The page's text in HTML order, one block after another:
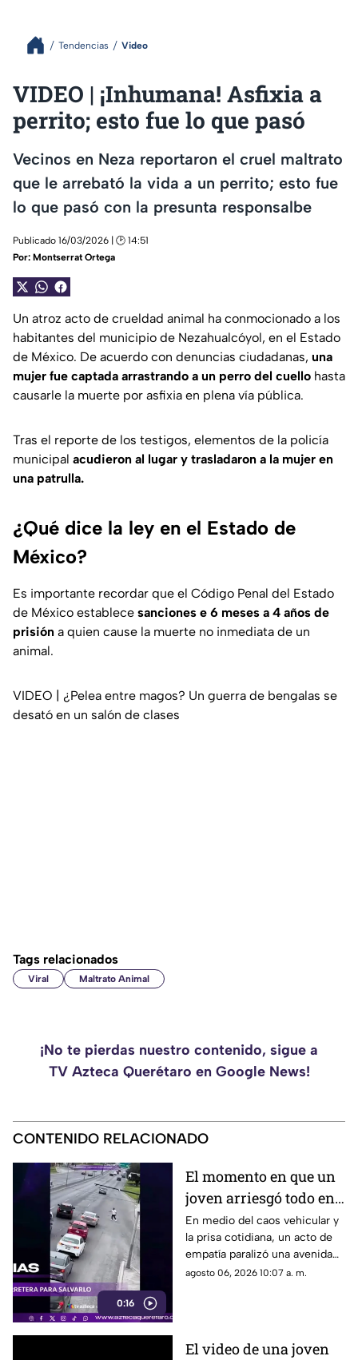
Tendencias Video
VIDEO | ¡Inhumana! Asfixia a
perrito; esto fue lo que pasó
Vecinos en Neza reportaron el cruel maltrato
que le arrebató la vida a un perrito; esto fue
lo que pasó con la presunta responsalbe
Publicado 16/03/2026 | 🕑 14:51
Por: Montserrat Ortega
Un atroz acto de crueldad animal ha conmocionado a los
habitantes del municipio de Nezahualcóyol, en el Estado
de México. De acuerdo con denuncias ciudadanas, una
mujer fue captada arrastrando a un perro del cuello hasta
causarle la muerte por asfixia en plena vía pública.
Tras el reporte de los testigos, elementos de la policía
municipal acudieron al lugar y trasladaron a la mujer en
una patrulla.
¿Qué dice la ley en el Estado de
México?
Es importante recordar que el Código Penal del Estado
de México establece sanciones e 6 meses a 4 años de
prisión a quien cause la muerte no inmediata de un
animal.
VIDEO | ¿Pelea entre magos? Un guerra de bengalas se
desató en un salón de clases
Tags relacionados
Viral Maltrato Animal
¡No te pierdas nuestro contenido, sigue a
TV Azteca Querétaro en Google News!
CONTENIDO RELACIONADO
0:16
El momento en que un
joven arriesgó todo en
plena avenida para
rescatar a un perro
asustado
En medio del caos vehicular y
la prisa cotidiana, un acto de
empatía paralizó una avenida
cuando un joven detuvo el
agosto 06, 2026 10:07 a. m.
El video de una joven